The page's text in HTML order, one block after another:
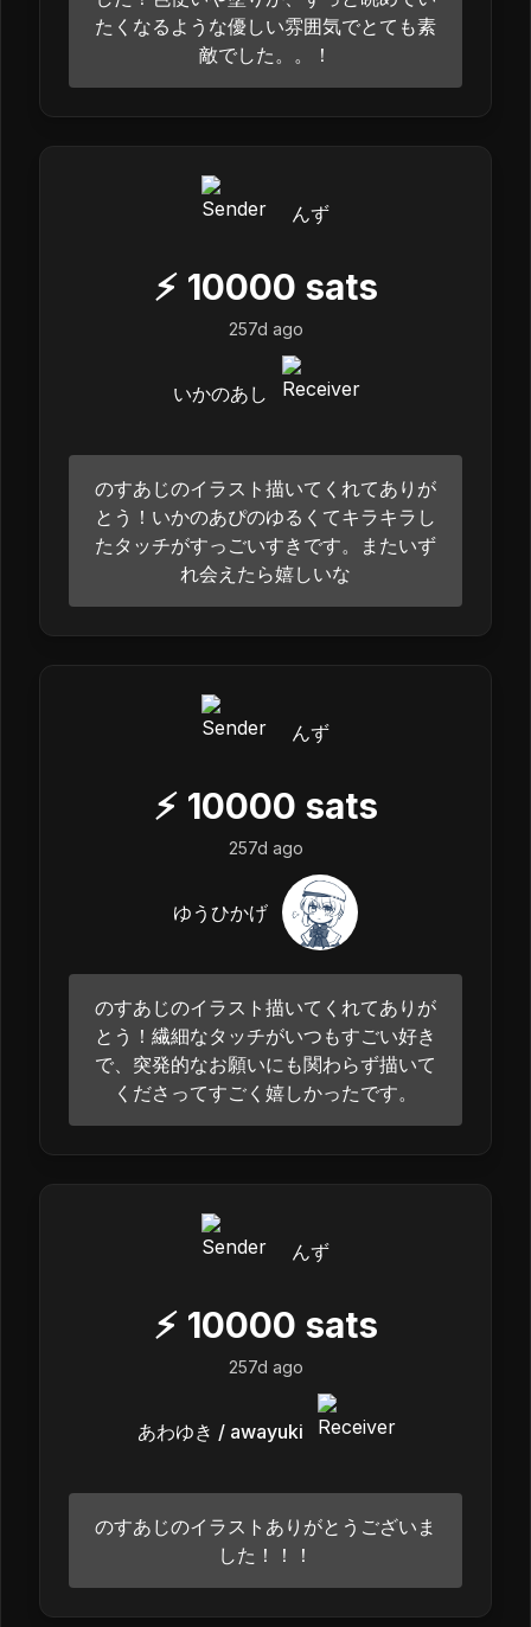
たくなるような優しい雰囲気でとても素
敵でした。。！
んず
⚡ 10000 sats
257d ago
いかのあし
のすあじのイラスト描いてくれてありが
とう！いかのあぴのゆるくてキラキラし
たタッチがすっごいすきです。またいず
れ会えたら嬉しいな
んず
⚡ 10000 sats
257d ago
ゆうひかげ
のすあじのイラスト描いてくれてありが
とう！繊細なタッチがいつもすごい好き
で、突発的なお願いにも関わらず描いて
くださってすごく嬉しかったです。
んず
⚡ 10000 sats
257d ago
あわゆき / awayuki
のすあじのイラストありがとうございま
した！！！